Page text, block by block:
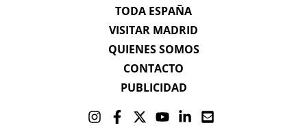
TODA ESPAÑA
VISITAR MADRID
QUIENES SOMOS
CONTACTO
PUBLICIDAD